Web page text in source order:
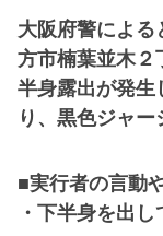
大阪府警による
方市楠葉並木２
半身露出が発生
り、黒色ジャー
■実行者の言動
・下半身を出し